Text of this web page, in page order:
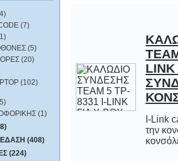
(7)
(5)
(20)
(102)
(1)
(408)
(224)
I-Link
την